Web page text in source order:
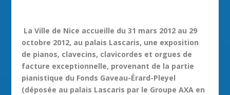
La Ville de Nice accueille du 31 mars 2012 au 29
octobre 2012, au palais Lascaris, une exposition
de pianos, clavecins, clavicordes et orgues de
facture exceptionnelle, provenant de la partie
pianistique du Fonds Gaveau-Érard-Pleyel
(déposée au palais Lascaris par le Groupe AXA en